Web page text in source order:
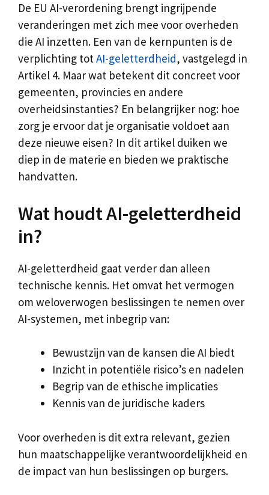
De EU AI-verordening brengt ingrijpende
veranderingen met zich mee voor overheden
die AI inzetten. Een van de kernpunten is de
verplichting totAI-geletterdheid, vastgelegd in
Artikel 4. Maar wat betekent dit concreet voor
gemeenten, provincies en andere
overheidsinstanties? En belangrijker nog: hoe
zorg je ervoor dat je organisatie voldoet aan
deze nieuwe eisen? In dit artikel duiken we
diep in de materie en bieden we praktische
handvatten.
Wat houdt AI-geletterdheid
in?
AI-geletterdheid gaat verder dan alleen
technische kennis. Het omvat het vermogen
om weloverwogen beslissingen te nemen over
AI-systemen, met inbegrip van:
Bewustzijn van de kansen die AI biedt
Inzicht in potentiële risico’s en nadelen
Begrip van de ethische implicaties
Kennis van de juridische kaders
Voor overheden is dit extra relevant, gezien
hun maatschappelijke verantwoordelijkheid en
de impact van hun beslissingen op burgers.